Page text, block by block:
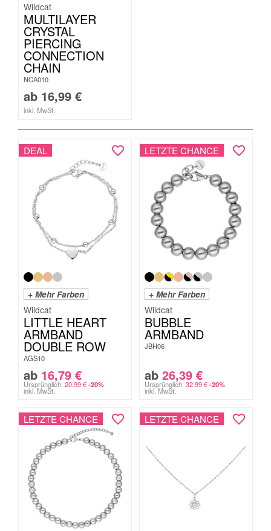
Wildcat
MULTILAYER
CRYSTAL
PIERCING
CONNECTION
CHAIN
NCA010
ab 16,99 €
inkl. MwSt.
DEAL
+ Mehr Farben
Wildcat
LITTLE HEART
ARMBAND
DOUBLE ROW
AGS10
ab 16,79 €
Ursprünglich: 20,99€ -20%
inkl. MwSt.
LETZTE CHANCE
+ Mehr Farben
Wildcat
BUBBLE
ARMBAND
JBH06
ab 26,39 €
Ursprünglich: 32,99€ -20%
inkl. MwSt.
LETZTE CHANCE LETZTE CHANCE